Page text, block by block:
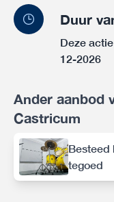
Duur
Deze
12-2026
Ander aanbod
Castricum
Besteed
tegoed